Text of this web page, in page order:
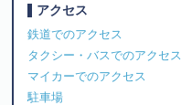
アクセス
鉄道でのアクセス
タクシー・バスでのアクセス
マイカーでのアクセス
駐車場